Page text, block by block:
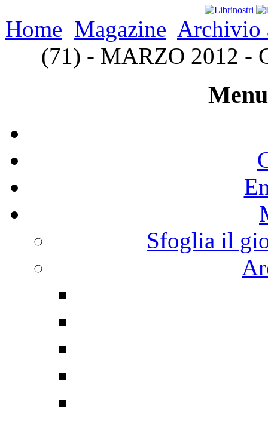
Home Magazine Archivio
(71) - MARZO 2012 -
Sfoglia il